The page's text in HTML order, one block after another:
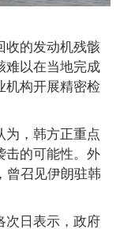
收的发动机残骸
难以在当地完成
机构开展精密检
为，韩方正重点
击的可能性。外
曾召见伊朗驻韩
次日表示，政府